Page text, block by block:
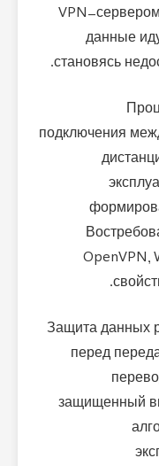
VPN-
данные
становясь
подключения
OpenVPN,
Защита данных
перед
защищенный